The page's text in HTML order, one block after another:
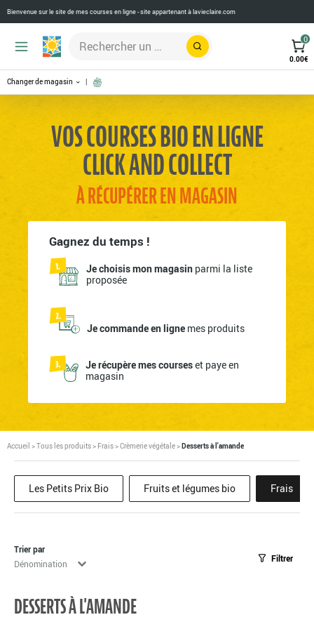
Bienvenue sur le site de mes courses en ligne - site appartenant àlavieclaire.com
Rechercher
0
0.00€
Changer de magasin
VOS COURSES BIO EN LIGNE
CLICK AND COLLECT
À RÉCUPÉRER EN MAGASIN
Gagnez du temps !
Je choisis mon magasin parmi la liste
proposée
Je commande en ligne mes produits
Je récupère mes courseset paye en
magasin
Accueil >Tous les produits> Frais>Crèmerie végétale>Desserts à l'amande
Les Petits Prix Bio Fruits et légumes bio Frais
Trier par
Tri
Trier le contenu Filtrer
DESSERTS À L'AMANDE